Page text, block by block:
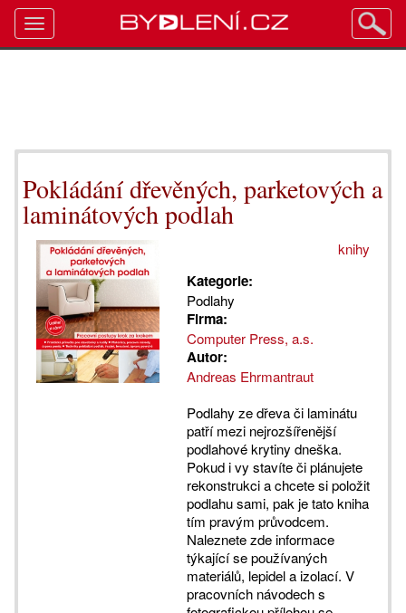
Pokládání dřevěných, parketových a
laminátových podlah
knihy
Kategorie:
Podlahy
Firma:
Computer Press, a.s.
Autor:
Andreas Ehrmantraut
Podlahy ze dřeva či laminátu
patří mezi nejrozšířenější
podlahové krytiny dneška.
Pokud i vy stavíte či plánujete
rekonstrukci a chcete si položit
podlahu sami, pak je tato kniha
tím pravým průvodcem.
Naleznete zde informace
týkající se používaných
materiálů, lepidel a izolací. V
pracovních návodech s
Toggle
navigation